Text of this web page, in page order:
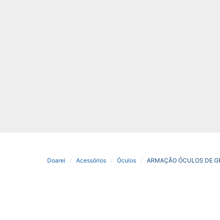
Doarei Acessórios Óculos ARMAÇÃO ÓCULOS DE